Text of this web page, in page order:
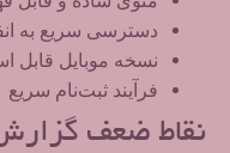
دسترسی سریع به
نسخه موبایل قابل
فرآیند ثبت‌نام سریع
نقاط ضعف